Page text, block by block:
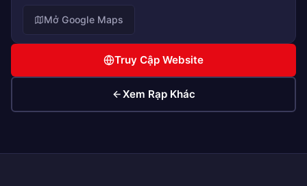
Mở Google Maps
Truy Cập Website
Xem Rạp Khác